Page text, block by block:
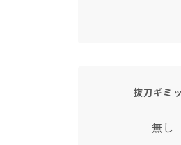
抜刀ギミ
無し